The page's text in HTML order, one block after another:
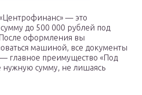
— это
до 500 000 рублей под
оформления вы
машиной, все документы
главное преимущество «Под
нужную сумму, не лишаясь